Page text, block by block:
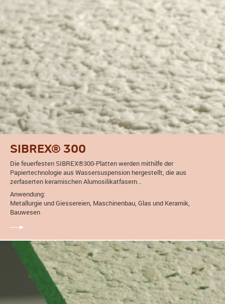
SIBREX® 300
Die feuerfesten SIBREX®300-Platten werden mithilfe der
Papiertechnologie aus Wassersuspension hergestellt, die aus
zerfaserten keramischen Alumosilikatfasern...
Anwendung:
Metallurgie und Giessereien, Maschinenbau, Glas und Keramik,
Bauwesen